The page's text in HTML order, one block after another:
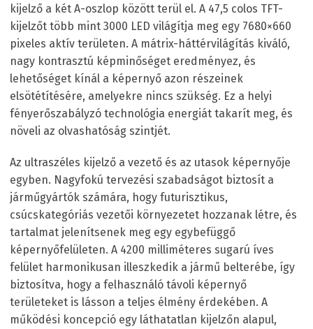
kijelző a két A-oszlop között terül el. A 47,5 colos TFT-
kijelzőt több mint 3000 LED világítja meg egy 7680×660
pixeles aktív területen. A mátrix-háttérvilágítás kiváló,
nagy kontrasztú képminőséget eredményez, és
lehetőséget kínál a képernyő azon részeinek
elsötétítésére, amelyekre nincs szükség. Ez a helyi
fényerőszabályzó technológia energiát takarít meg, és
növeli az olvashatóság szintjét.
Az ultraszéles kijelző a vezető és az utasok képernyője
egyben. Nagyfokú tervezési szabadságot biztosít a
járműgyártók számára, hogy futurisztikus,
csúcskategóriás vezetői környezetet hozzanak létre, és
tartalmat jelenítsenek meg egy egybefüggő
képernyőfelületen. A 4200 milliméteres sugarú íves
felület harmonikusan illeszkedik a jármű belterébe, így
biztosítva, hogy a felhasználó távoli képernyő
területeket is lásson a teljes élmény érdekében. A
működési koncepció egy láthatatlan kijelzőn alapul,